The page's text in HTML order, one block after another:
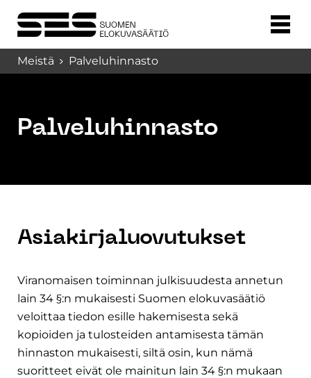
Meistä Palveluhinnasto
Palveluhinnasto
Asiakirjaluovutukset
Viranomaisen toiminnan julkisuudesta annetun
lain 34 §:n mukaisesti Suomen elokuvasäätiö
veloittaa tiedon esille hakemisesta sekä
kopioiden ja tulosteiden antamisesta tämän
hinnaston mukaisesti, siltä osin, kun nämä
suoritteet eivät ole mainitun lain 34 §:n mukaan